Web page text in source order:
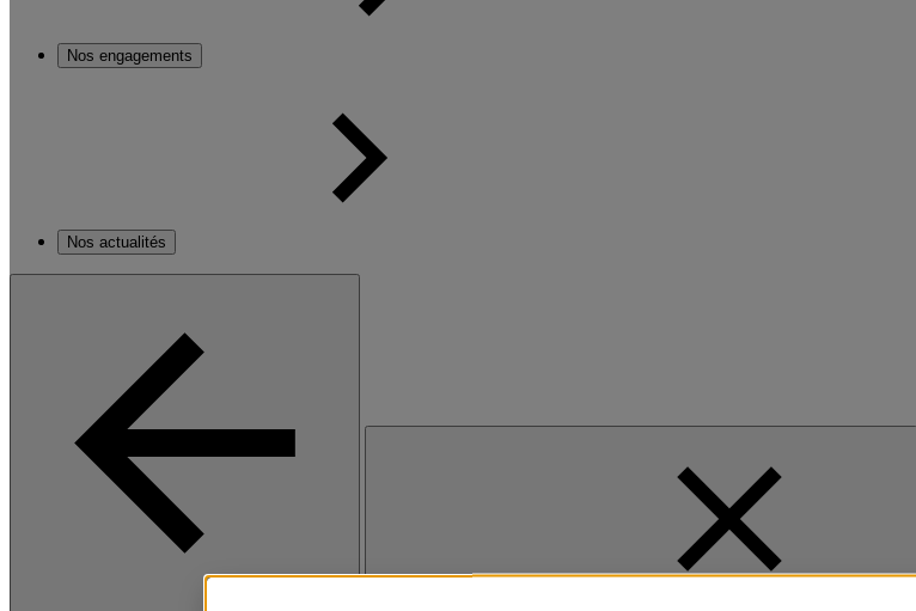
Nos engagements
Nos actualités